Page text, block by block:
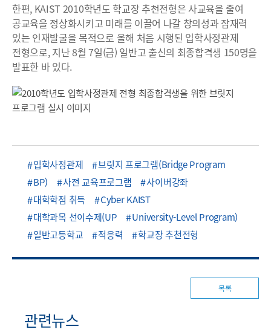
한편, KAIST 2010학년도 학교장 추천전형은 사교육을 줄여
공교육을 정상화시키고 미래를 이끌어 나갈 창의성과 잠재력
있는 인재발굴을 목적으로 올해 처음 시행된 입학사정관제
전형으로, 지난 8월 7일(금) 일반고 출신의 최종합격생 150명을
발표한 바 있다.
입학사정관제
브릿지 프로그램(Bridge Program
BP)
사전 교육프로그램
사이버강좌
대학학점 취득
Cyber KAIST
대학과목 선이수제(UP
University-Level Program)
일반고등학교
적응력 학교장 추천전형
목록
관련뉴스